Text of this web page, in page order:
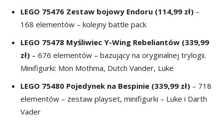
LEGO 75476 Zestaw bojowy Endoru (114,99 zł) –
168 elementów – kolejny battle pack
LEGO 75478 Myśliwiec Y-Wing Rebeliantów (339,99
zł) – 676 elementów – bazujący na oryginalnej trylogii.
Minifigurki: Mon Mothma, Dutch Vander, Luke
LEGO 75480 Pojedynek na Bespinie (339,99 zł) – 718
elementów – zestaw playset, minifigurki – Luke i Darth
Vader